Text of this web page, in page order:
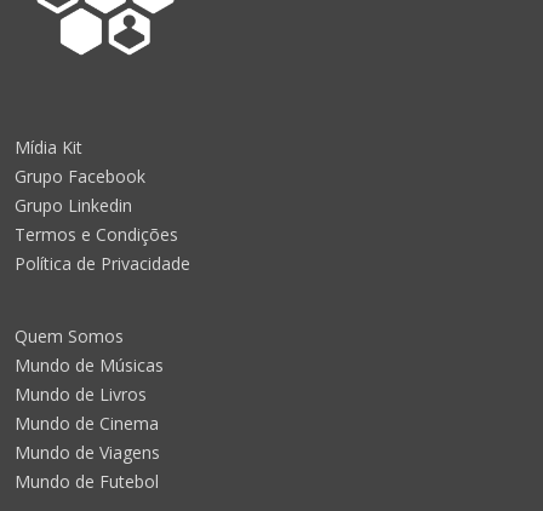
Mídia Kit
Grupo Facebook
Grupo Linkedin
Termos e Condições
Política de Privacidade
Quem Somos
Mundo de Músicas
Mundo de Livros
Mundo de Cinema
Mundo de Viagens
Mundo de Futebol